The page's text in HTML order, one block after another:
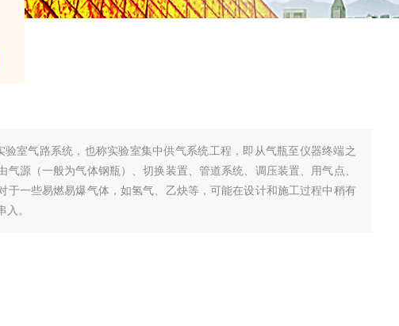
验室气路系统，也称实验室集中供气系统工程，即从气瓶至仪器终端之
气源（一般为气体钢瓶）、切换装置、管道系统、调压装置、用气点、
于一些易燃易爆气体，如氢气、乙炔等，可能在设计和施工过程中稍有
。